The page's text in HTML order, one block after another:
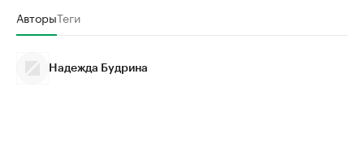
АвторыТеги
Надежда Будрина